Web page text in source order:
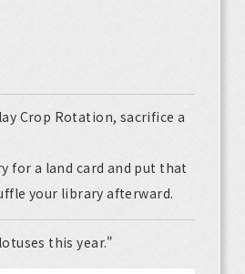
Crop Rotation, sacrifice a
for a land card and put that
your library afterward.
this year."